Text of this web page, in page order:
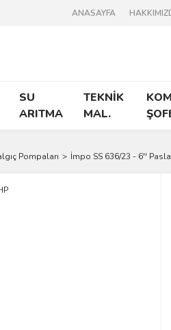
ANASAYFA
SU
ARITMA
TEKNİK
MAL.
Pompaları İmpo SS 636/23 - 6''